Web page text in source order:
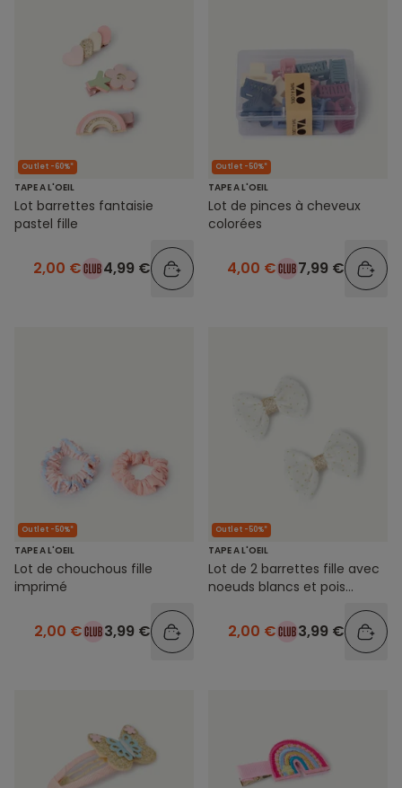
Outlet -60%*
TAPE A L'OEIL
Lot barrettes fantaisie
pastel fille
2,00 € 4,99 €
Outlet -50%*
TAPE A L'OEIL
Lot de pinces à cheveux
colorées
4,00 € 7,99 €
Outlet -50%*
TAPE A L'OEIL
Lot de chouchous fille
imprimé
2,00 € 3,99 €
Outlet -50%*
TAPE A L'OEIL
Lot de 2 barrettes fille avec
noeuds blancs et pois
2,00 € 3,99 €